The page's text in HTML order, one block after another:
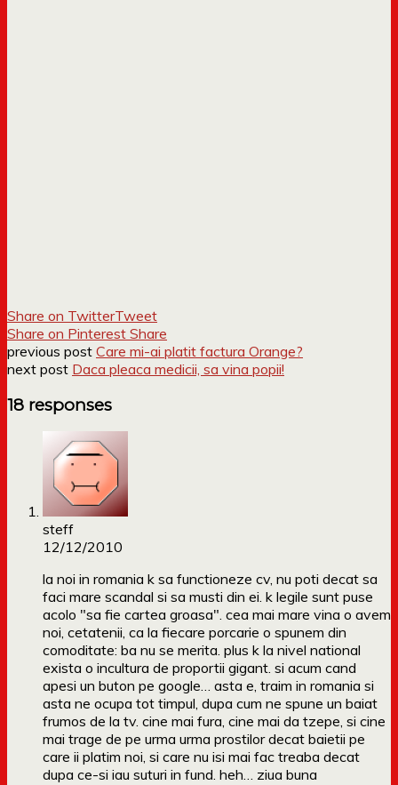
Share on TwitterTweet
Share on Pinterest Share
previous post Care mi-ai platit factura Orange?
next post Daca pleaca medicii, sa vina popii!
18 responses
steff
12/12/2010
la noi in romania k sa functioneze cv, nu poti decat sa
faci mare scandal si sa musti din ei. k legile sunt puse
acolo "sa fie cartea groasa". cea mai mare vina o avem
noi, cetatenii, ca la fiecare porcarie o spunem din
comoditate: ba nu se merita. plus k la nivel national
exista o incultura de proportii gigant. si acum cand
apesi un buton pe google… asta e, traim in romania si
asta ne ocupa tot timpul, dupa cum ne spune un baiat
frumos de la tv. cine mai fura, cine mai da tzepe, si cine
mai trage de pe urma urma prostilor decat baietii pe
care ii platim noi, si care nu isi mai fac treaba decat
dupa ce-si iau suturi in fund. heh… ziua buna